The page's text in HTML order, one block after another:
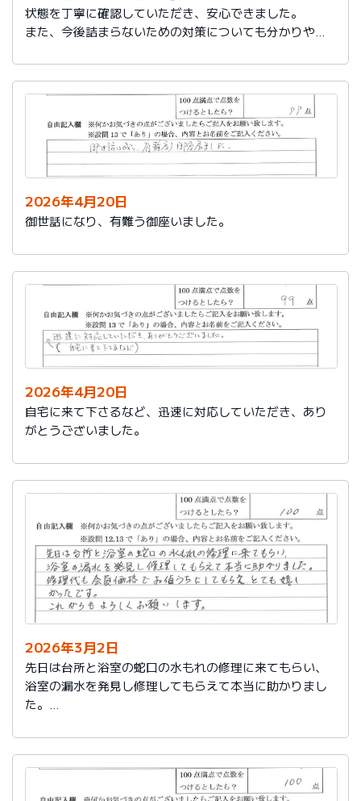
状態を丁寧に確認していただき、安心できました。
また、今後詰まらないための対策についても分かりやす
ありがとうございました。
2026年4月20日
御世話になり、有難う御座いました。
2026年4月20日
自宅に来て下さるなど、迅速に対応していただき、あり
がとうございました。
2026年3月2日
先日は台所と浴室の蛇口の水もれの修理に来てもらい、
浴室の漏水を発見し修理してもらえて本当に助かりまし
た。
かったです。
これからもよろしくお願いします。